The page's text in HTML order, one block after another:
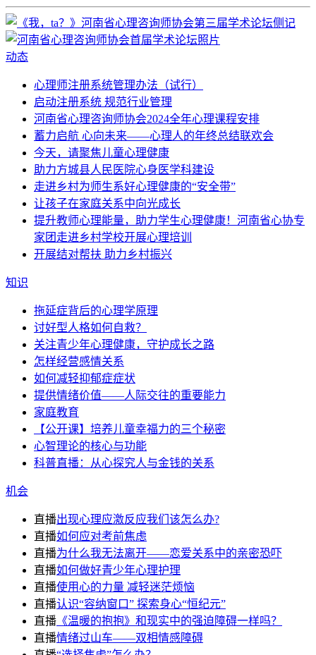
动态
心理师注册系统管理办法（试行）
启动注册系统 规范行业管理
河南省心理咨询师协会2024全年心理课程安排
蓄力启航 心向未来——心理人的年终总结联欢会
今天，请聚焦儿童心理健康
助力方城县人民医院心身医学科建设
走进乡村为师生系好心理健康的“安全带”
让孩子在家庭关系中向光成长
提升教师心理能量，助力学生心理健康！河南省心协专
家团走进乡村学校开展心理培训
开展结对帮扶 助力乡村振兴
知识
拖延症背后的心理学原理
讨好型人格如何自救？
关注青少年心理健康，守护成长之路
怎样经营感情关系
如何减轻抑郁症症状
提供情绪价值——人际交往的重要能力
家庭教育
【公开课】培养儿童幸福力的三个秘密
心智理论的核心与功能
科普直播：从心探究人与金钱的关系
机会
直播出现心理应激反应我们该怎么办?
直播如何应对考前焦虑
直播为什么我无法离开——恋爱关系中的亲密恐吓
直播如何做好青少年心理护理
直播使用心的力量 减轻迷茫烦恼
直播认识“容纳窗口” 探索身心“恒纪元”
直播 《温暖的抱抱》和现实中的强迫障碍一样吗？
直播情绪过山车——双相情感障碍